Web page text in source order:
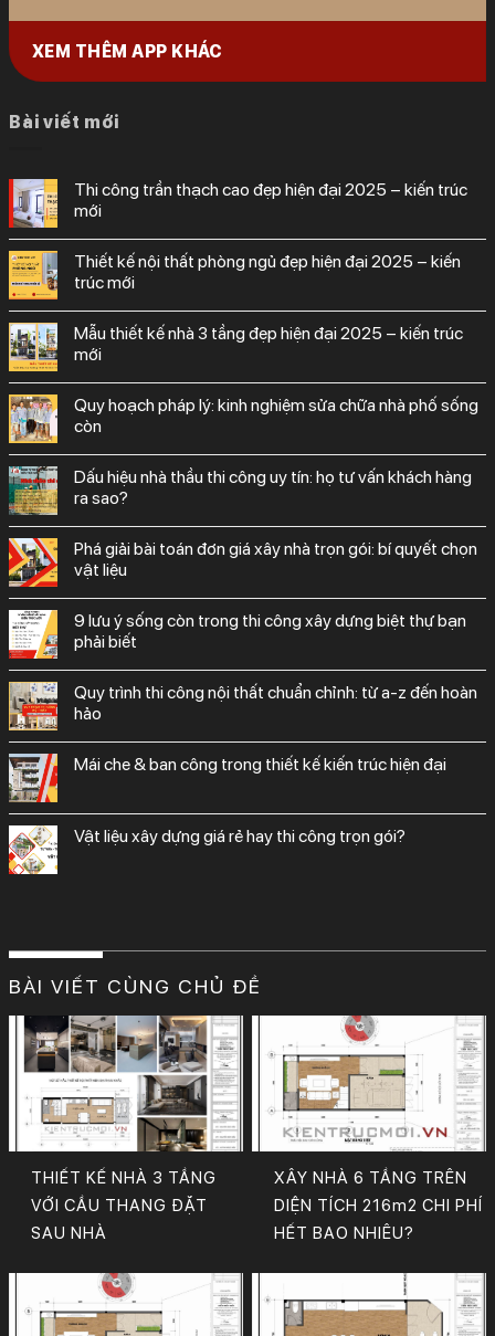
XEM THÊM APP KHÁC
Bài viết mới
thi công trần thạch cao đẹp hiện đại 2025 – kiến trúc
mới
thiết kế nội thất phòng ngủ đẹp hiện đại 2025 – kiến
trúc mới
mẫu thiết kế nhà 3 tầng đẹp hiện đại 2025 – kiến trúc
mới
quy hoạch pháp lý: kinh nghiệm sửa chữa nhà phố sống
còn
dấu hiệu nhà thầu thi công uy tín: họ tư vấn khách hàng
ra sao?
phá giải bài toán đơn giá xây nhà trọn gói: bí quyết chọn
vật liệu
9 lưu ý sống còn trong thi công xây dựng biệt thự bạn
phải biết
quy trình thi công nội thất chuẩn chỉnh: từ a-z đến hoàn
hảo
mái che & ban công trong thiết kế kiến trúc hiện đại
vật liệu xây dựng giá rẻ hay thi công trọn gói?
BÀI VIẾT CÙNG CHỦ ĐỀ
THIẾT KẾ NHÀ 3 TẦNG
VỚI CẦU THANG ĐẶT
SAU NHÀ
XÂY NHÀ 6 TẦNG TRÊN
DIỆN TÍCH 216m2 CHI PHÍ
HẾT BAO NHIÊU?